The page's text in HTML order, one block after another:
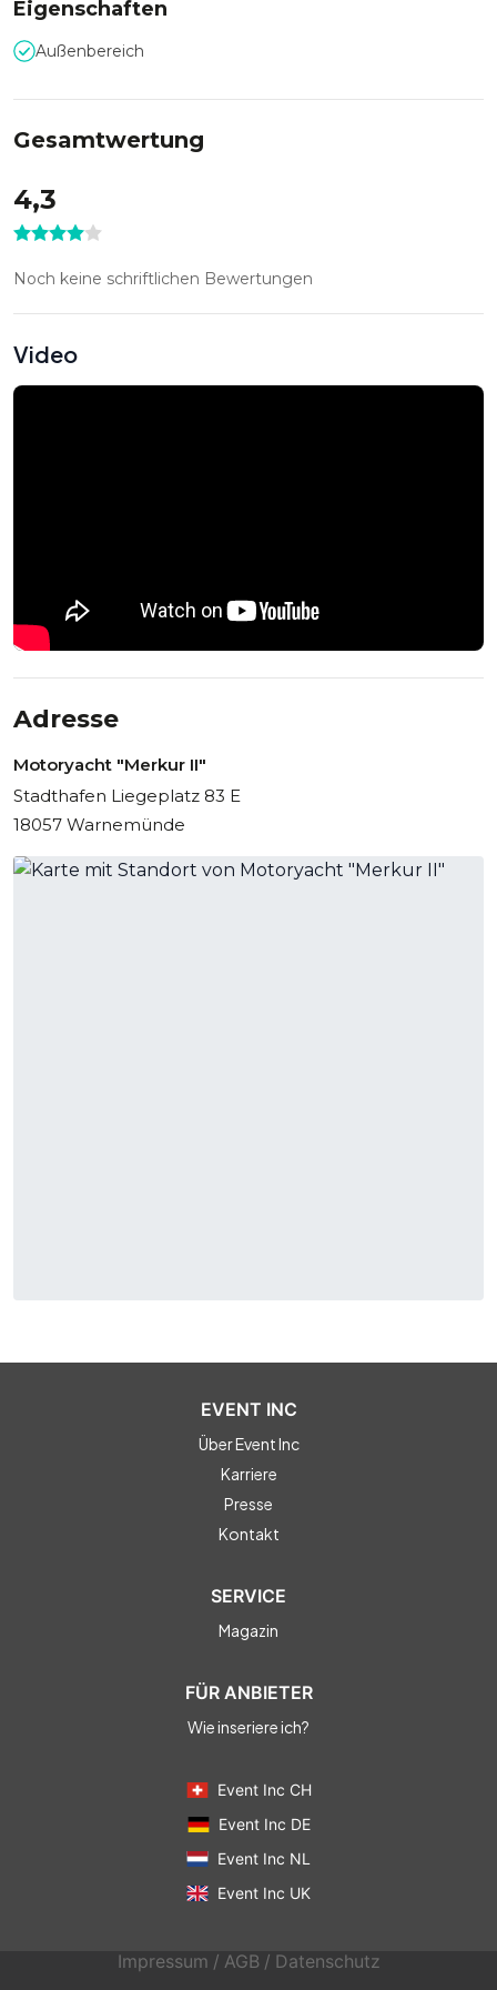
MS Koi
MS Princess
Raddampfer "Freya"
Eigenschaften
Außenbereich
Gesamtwertung
4,3
Noch keine schriftlichen Bewertungen
Video
Adresse
Motoryacht "Merkur II"
Stadthafen Liegeplatz 83 E
18057 Warnemünde
EVENT INC
Über Event Inc
Karriere
Presse
Kontakt
SERVICE
Magazin
FÜR ANBIETER
Wie inseriere ich?
Event Inc CH
Event Inc DE
Event Inc NL
Event Inc UK
Impressum / AGB / Datenschutz